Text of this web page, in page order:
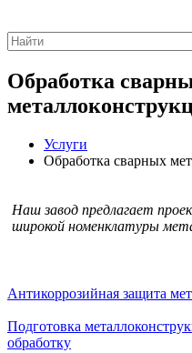
Обработка
Услуги
Обработка сварных
Наш завод предлагает
широкой номенклатуры
Антикоррозийная защита
Подготовка
обработку